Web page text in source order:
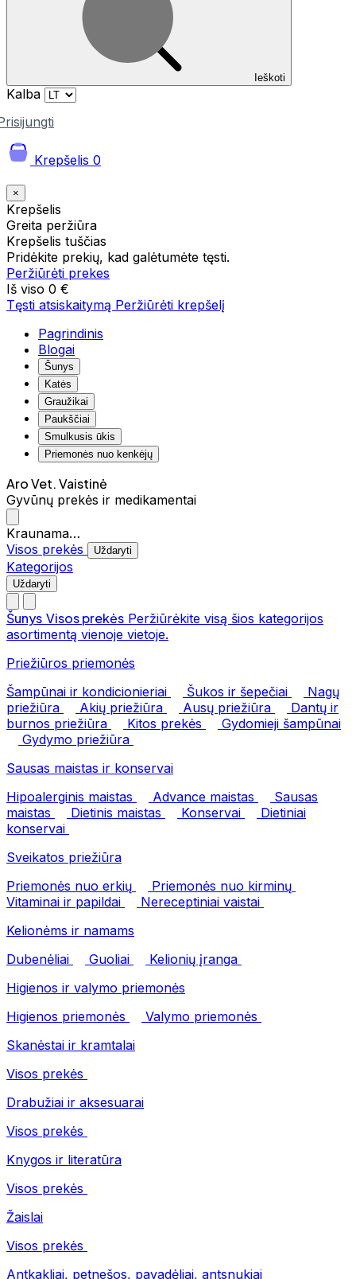
Ieškoti
Kalba
Krepšelis 0
×
Krepšelis
Greita peržiūra
Krepšelis tuščias
Pridėkite prekių, kad galėtumėte tęsti.
Peržiūrėti prekes
Iš viso 0 €
Tęsti atsiskaitymą Peržiūrėti krepšelį
Pagrindinis
Blogai
Šunys
Katės
Graužikai
Paukščiai
Smulkusis ūkis
Priemonės nuo kenkėjų
Aro Vet. Vaistinė
Gyvūnų prekės ir medikamentai
Kraunama…
Visos prekės
Uždaryti
Kategorijos
Uždaryti
Šunys Visos prekės Peržiūrėkite visą šios kategorijos
asortimentą vienoje vietoje.
Priežiūros priemonės
Šampūnai ir kondicionieriai
Šukos ir šepečiai
Nagų
priežiūra
Akių priežiūra Ausų priežiūra
Dantų ir
burnos priežiūra
Kitos prekės
Gydomieji šampūnai
Gydymo priežiūra
Sausas maistas ir konservai
Hipoalerginis maistas
Advance maistas
Sausas
maistas
Dietinis maistas Konservai
Dietiniai
konservai
Sveikatos priežiūra
Priemonės nuo erkių
Priemonės nuo kirminų
Vitaminai ir papildai
Nereceptiniai vaistai
Kelionėms ir namams
Dubenėliai
Guoliai
Kelionių įranga
Higienos ir valymo priemonės
Higienos priemonės
Valymo priemonės
Skanėstai ir kramtalai
Visos prekės
Drabužiai ir aksesuarai
Visos prekės
Knygos ir literatūra
Visos prekės
Žaislai
Visos prekės
Antkakliai, petnešos, pavadėliai, antsnukiai